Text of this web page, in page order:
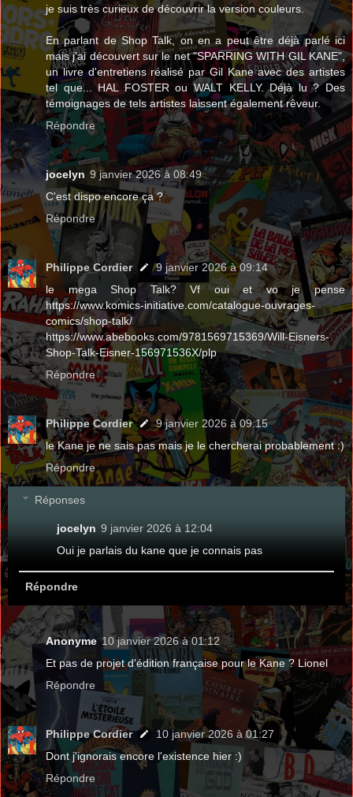
je suis très curieux de découvrir la version couleurs.
En parlant de Shop Talk, on en a peut être déjà parlé ici
mais j'ai découvert sur le net "SPARRING WITH GIL KANE",
un livre d'entretiens réalisé par Gil Kane avec des artistes
tel que... HAL FOSTER ou WALT KELLY. Déjà lu ? Des
témoignages de tels artistes laissent également rêveur.
Répondre
jocelyn 9 janvier 2026 à 08:49
C'est dispo encore ça ?
Répondre
Philippe Cordier
9 janvier 2026 à 09:14
le mega Shop Talk? Vf oui et vo je pense
https://www.komics-initiative.com/catalogue-ouvrages-
comics/shop-talk/
https://www.abebooks.com/9781569715369/Will-Eisners-
Shop-Talk-Eisner-156971536X/plp
Répondre
Philippe Cordier
9 janvier 2026 à 09:15
le Kane je ne sais pas mais je le chercherai probablement :)
Répondre
Réponses
jocelyn 9 janvier 2026 à 12:04
Oui je parlais du kane que je connais pas
Répondre
Anonyme 10 janvier 2026 à 01:12
Et pas de projet d'édition française pour le Kane ? Lionel
Répondre
Philippe Cordier
10 janvier 2026 à 01:27
Dont j'ignorais encore l'existence hier :)
Répondre